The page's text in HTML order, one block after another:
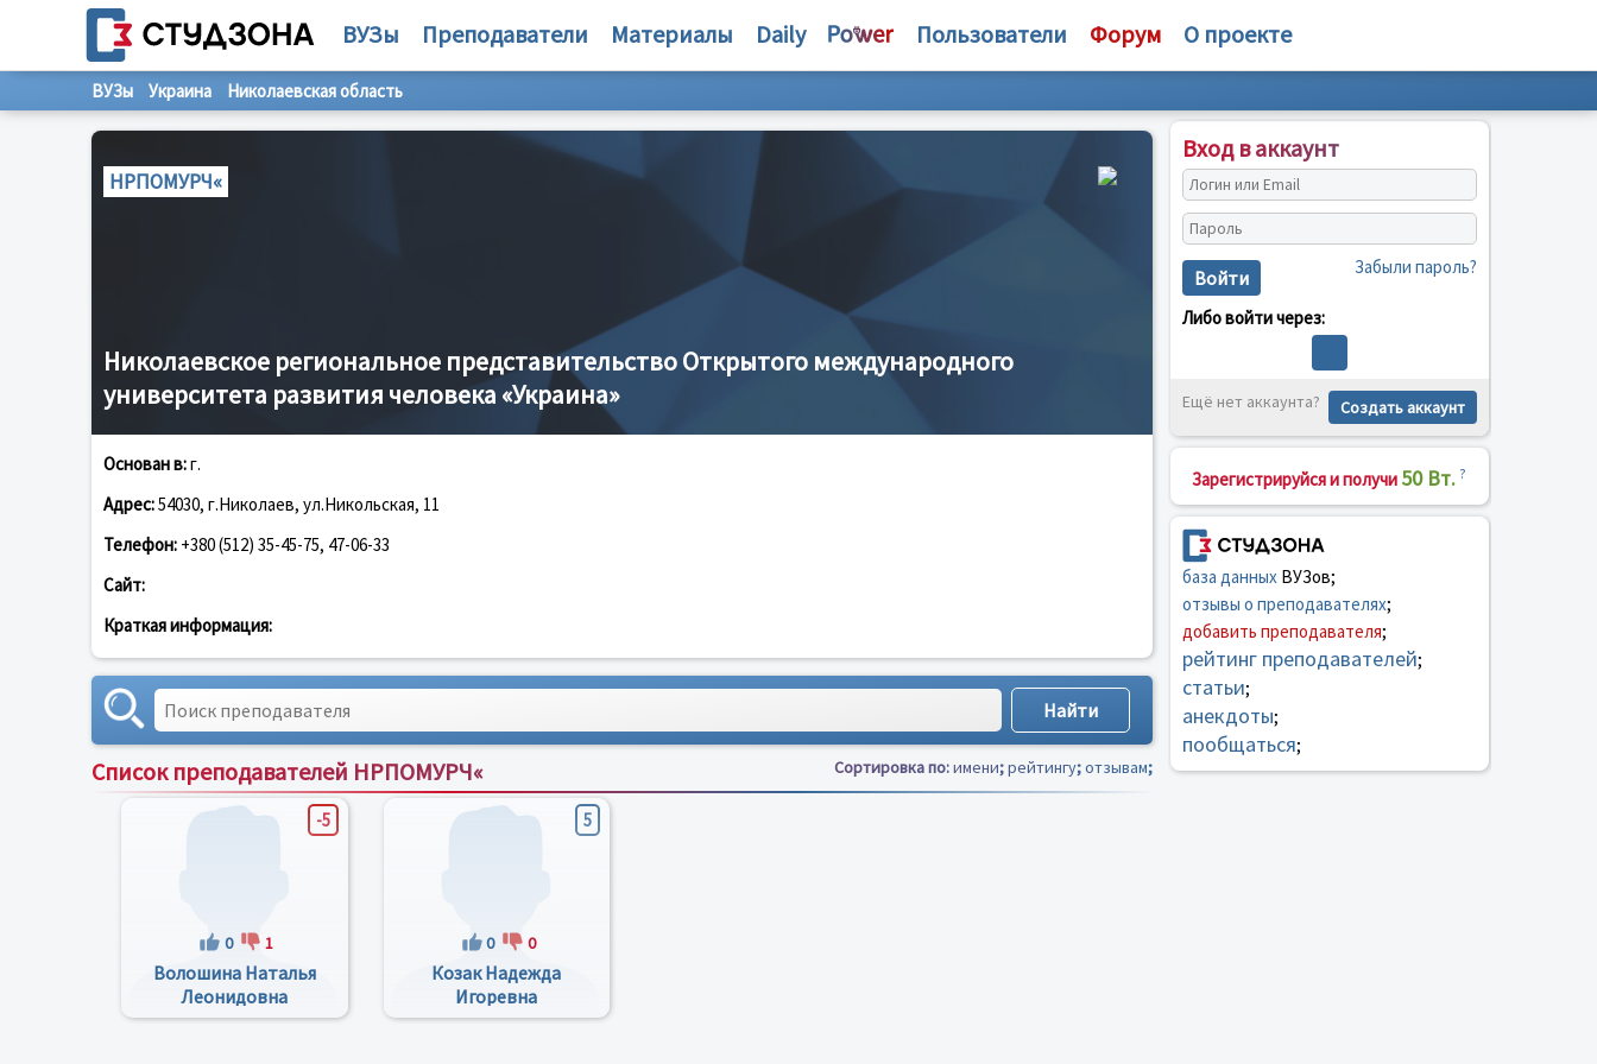
ВУЗы Преподаватели Материалы Daily Пользователи Форум О проекте
ВУЗы Украина Николаевская область
НРПОМУРЧ«
Николаевское региональное представительство Открытого международного
университета развития человека «Украина»
Основан в:г.
Адрес:54030, г.Николаев, ул.Никольская, 11
Телефон: +380 (512) 35-45-75, 47-06-33
Сайт:
Краткая информация:
Список преподавателей НРПОМУРЧ« Сортировка по:имени;рейтингу;отзывам;
-5
0 1
Волошина Наталья
Леонидовна
5
0 0
Козак Надежда
Игоревна
Вход в аккаунт
Войти Забыли пароль?
Либо войти через:
Ещё нет аккаунта? Создать аккаунт
Зарегистрируйся и получи 50 Вт. ?
база данныхВУЗов;
отзывы о преподавателях;
добавить преподавателя;
рейтинг преподавателей;
статьи;
анекдоты;
пообщаться;